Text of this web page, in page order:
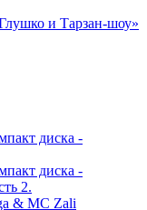
и Тарзан-шоу»
диска -
диска -
2.
& MC Zali